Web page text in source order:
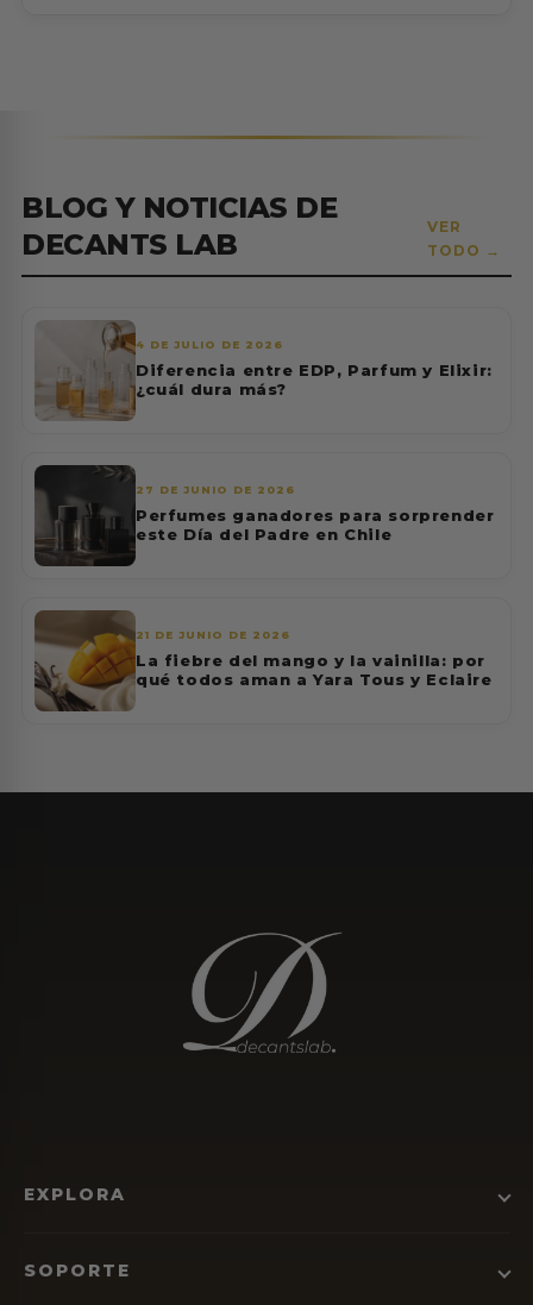
BLOG Y NOTICIAS DE
DECANTS LAB
VER
TODO →
4 DE JULIO DE 2026
Diferencia entre EDP, Parfum y Elixir:
¿cuál dura más?
27 DE JUNIO DE 2026
Perfumes ganadores para sorprender
este Día del Padre en Chile
21 DE JUNIO DE 2026
La fiebre del mango y la vainilla: por
qué todos aman a Yara Tous y Eclaire
EXPLORA
SOPORTE